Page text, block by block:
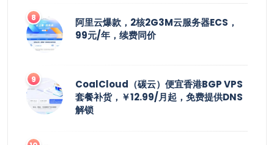
阿里云爆款，2核2G3M云服务器ECS，
99元/年，续费同价
CoalCloud（碳云）便宜香港BGP VPS
套餐补货，￥12.99/月起，免费提供DNS
解锁